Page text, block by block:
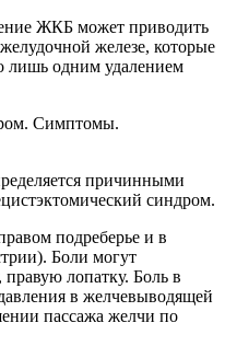
ЖКБ может приводить
железе, которые
лишь одним удалением
Симптомы.
причинными
синдром.
подреберье и в
Боли могут
правую лопатку. Боль в
в желчевыводящей
пассажа желчи по